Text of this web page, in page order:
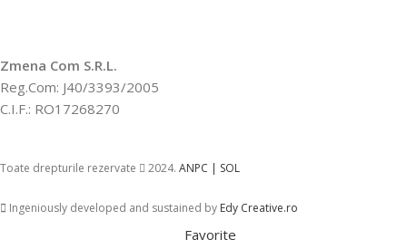
Zmena Com S.R.L.
Reg.Com: J40/3393/2005
C.I.F.: RO17268270
Toate drepturile rezervate 2024. ANPC | SOL
Ingeniously developed and sustained by Edy Creative.ro
Favorite